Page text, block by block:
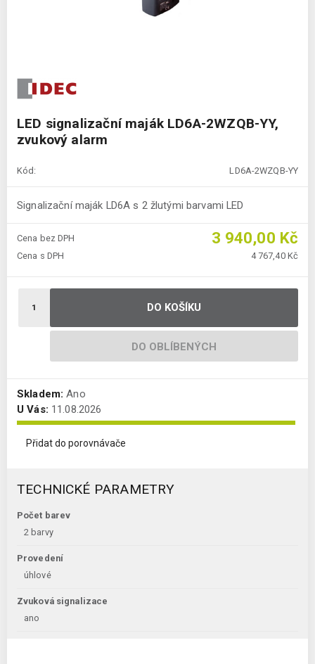
LED signalizační maják LD6A-2WZQB-YY,
zvukový alarm
Kód: LD6A-2WZQB-YY
Signalizační maják LD6A s 2 žlutými barvami LED
Cena bez DPH 3 940,00 Kč
Cena s DPH 4 767,40 Kč
DO KOŠÍKU
DO OBLÍBENÝCH
Skladem: Ano
U Vás: 11.08.2026
Přidat do porovnávače
TECHNICKÉ PARAMETRY
Počet barev
2 barvy
Provedení
úhlové
Zvuková signalizace
ano